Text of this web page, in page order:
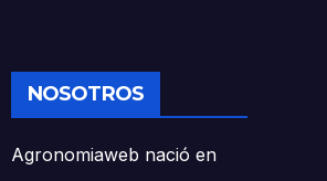
NOSOTROS
Agronomiaweb nació en